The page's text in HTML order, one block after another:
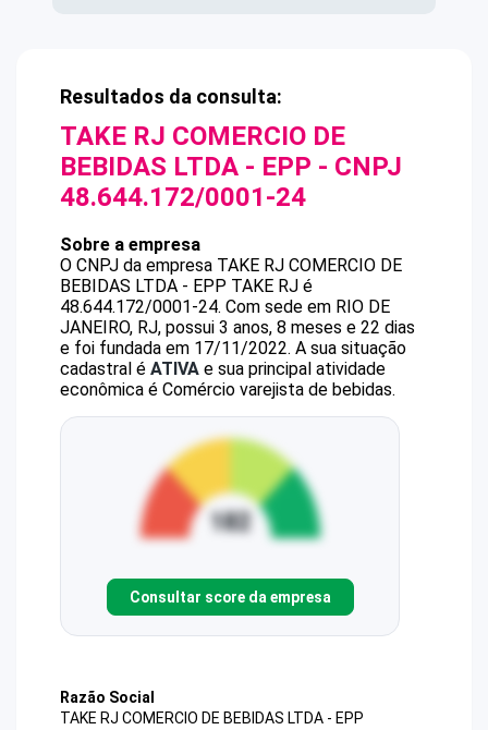
Resultados da consulta:
TAKE RJ COMERCIO DE
BEBIDAS LTDA - EPP - CNPJ
48.644.172/0001-24
Sobre a empresa
O CNPJ da empresa TAKE RJ COMERCIO DE
BEBIDAS LTDA - EPP TAKE RJ é
48.644.172/0001-24. Com sede em RIO DE
JANEIRO, RJ, possui 3 anos, 8 meses e 22 dias
e foi fundada em 17/11/2022. A sua situação
cadastral é ATIVA e sua principal atividade
econômica é Comércio varejista de bebidas.
Consultar score da empresa
Razão Social
TAKE RJ COMERCIO DE BEBIDAS LTDA - EPP